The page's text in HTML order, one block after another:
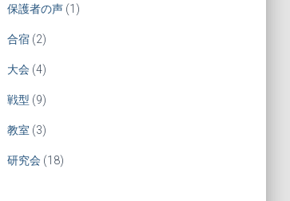
保護者の声(1)
合宿(2)
大会(4)
戦型 (9)
教室 (3)
研究会(18)